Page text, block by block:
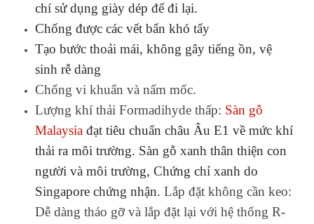
chí sử dụng giày dép để đi lại.
Chống được các vết bẩn khó tẩy
Tạo bước thoải mái, không gây tiếng ồn, vệ
sinh rễ dàng
Chống vi khuẩn và nấm mốc.
Lượng khí thải Formadihyde thấp: Sàn gỗ
Malaysia đạt tiêu chuẩn châu Âu E1 về mức khí
thải ra môi trường. Sàn gỗ xanh thân thiện con
người và môi trường, Chứng chỉ xanh do
Singapore chứng nhận. Lắp đặt không cần keo:
Dễ dàng tháo gỡ và lắp đặt lại với hệ thống R-